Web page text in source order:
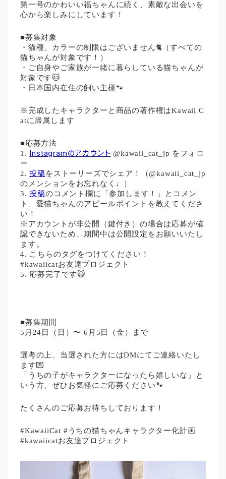
第一号のかわいい福ちゃんに続く、素敵な出会いを
心から楽しみにしています！
■募集対象
・猫種、カラーの制限はございません🐈（すべての
猫ちゃんが対象です！）
・ご自身やご家族が一緒に暮らしている猫ちゃんが
対象です🐱
・日本国内在住の飼い主様🐾
※完成したキャラクターと商品の著作権はKawaii C
atに帰属します
■応募方法
1. Instagramのアカウント @kawaii_cat_jp をフォロ
ー
2. 投稿 をストーリーズでシェア！（@kawaii_cat_jp
のメンションをお忘れなく♩）
3. 投稿のコメント欄に「参加します！」とコメン
ト、愛猫ちゃんのアピールポイントを教えてくださ
い！
※アカウントが非公開（鍵付き）の場合は応募が確
認できないため、期間中は公開設定をお願いいたし
ます。
4. こちらのタグをつけてください！
#kawaiicatお友達プロジェクト
5. 応募完了です😺
■募集期間
5月24日（日）〜 6月5日（金）まで
選考の上、当選された方にはDMにてご連絡いたし
ます💌
「うちの子がキャラクターになったら嬉しいな」と
いう方、ぜひお気軽にご応募ください🐾
たくさんのご応募お待ちしております！
#KawaiiCat #うちの猫ちゃんキャラクター化計画
#kawaiicatお友達プロジェクト